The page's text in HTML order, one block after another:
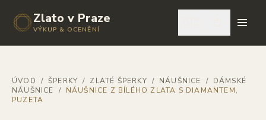
Zlato v Praze
VÝKUP & OCENĚNÍ
ÚVOD / ŠPERKY / ZLATÉ ŠPERKY / NÁUŠNICE / DÁMSKÉ
NÁUŠNICE
/ NÁUŠNICE Z BÍLÉHO ZLATA S DIAMANTEM,
PUZETA